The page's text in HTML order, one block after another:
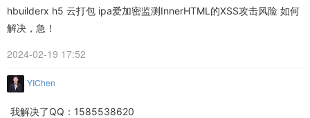
hbuilderx h5 云打包 ipa爱加密监测InnerHTML的XSS攻击风险 如何
解决，急！
2024-02-19 17:52
YIChen
我解决了QQ：1585538620